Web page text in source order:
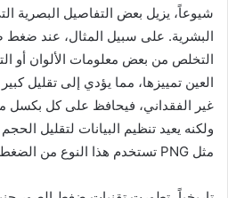
شيوعاً، يزيل بعض التفاصيل البصرية
التخلص من بعض معلومات الألوان أو
العين تمييزها، مما يؤدي إلى تقليل
غير الفقداني، فيحافظ على كل بكسل
ولكنه يعيد تنظيم البيانات لتقليل
مثل PNG تستخدم هذا النوع من الضغط.